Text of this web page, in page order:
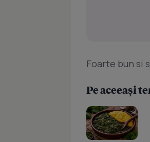
Foarte bun si
Pe aceeași